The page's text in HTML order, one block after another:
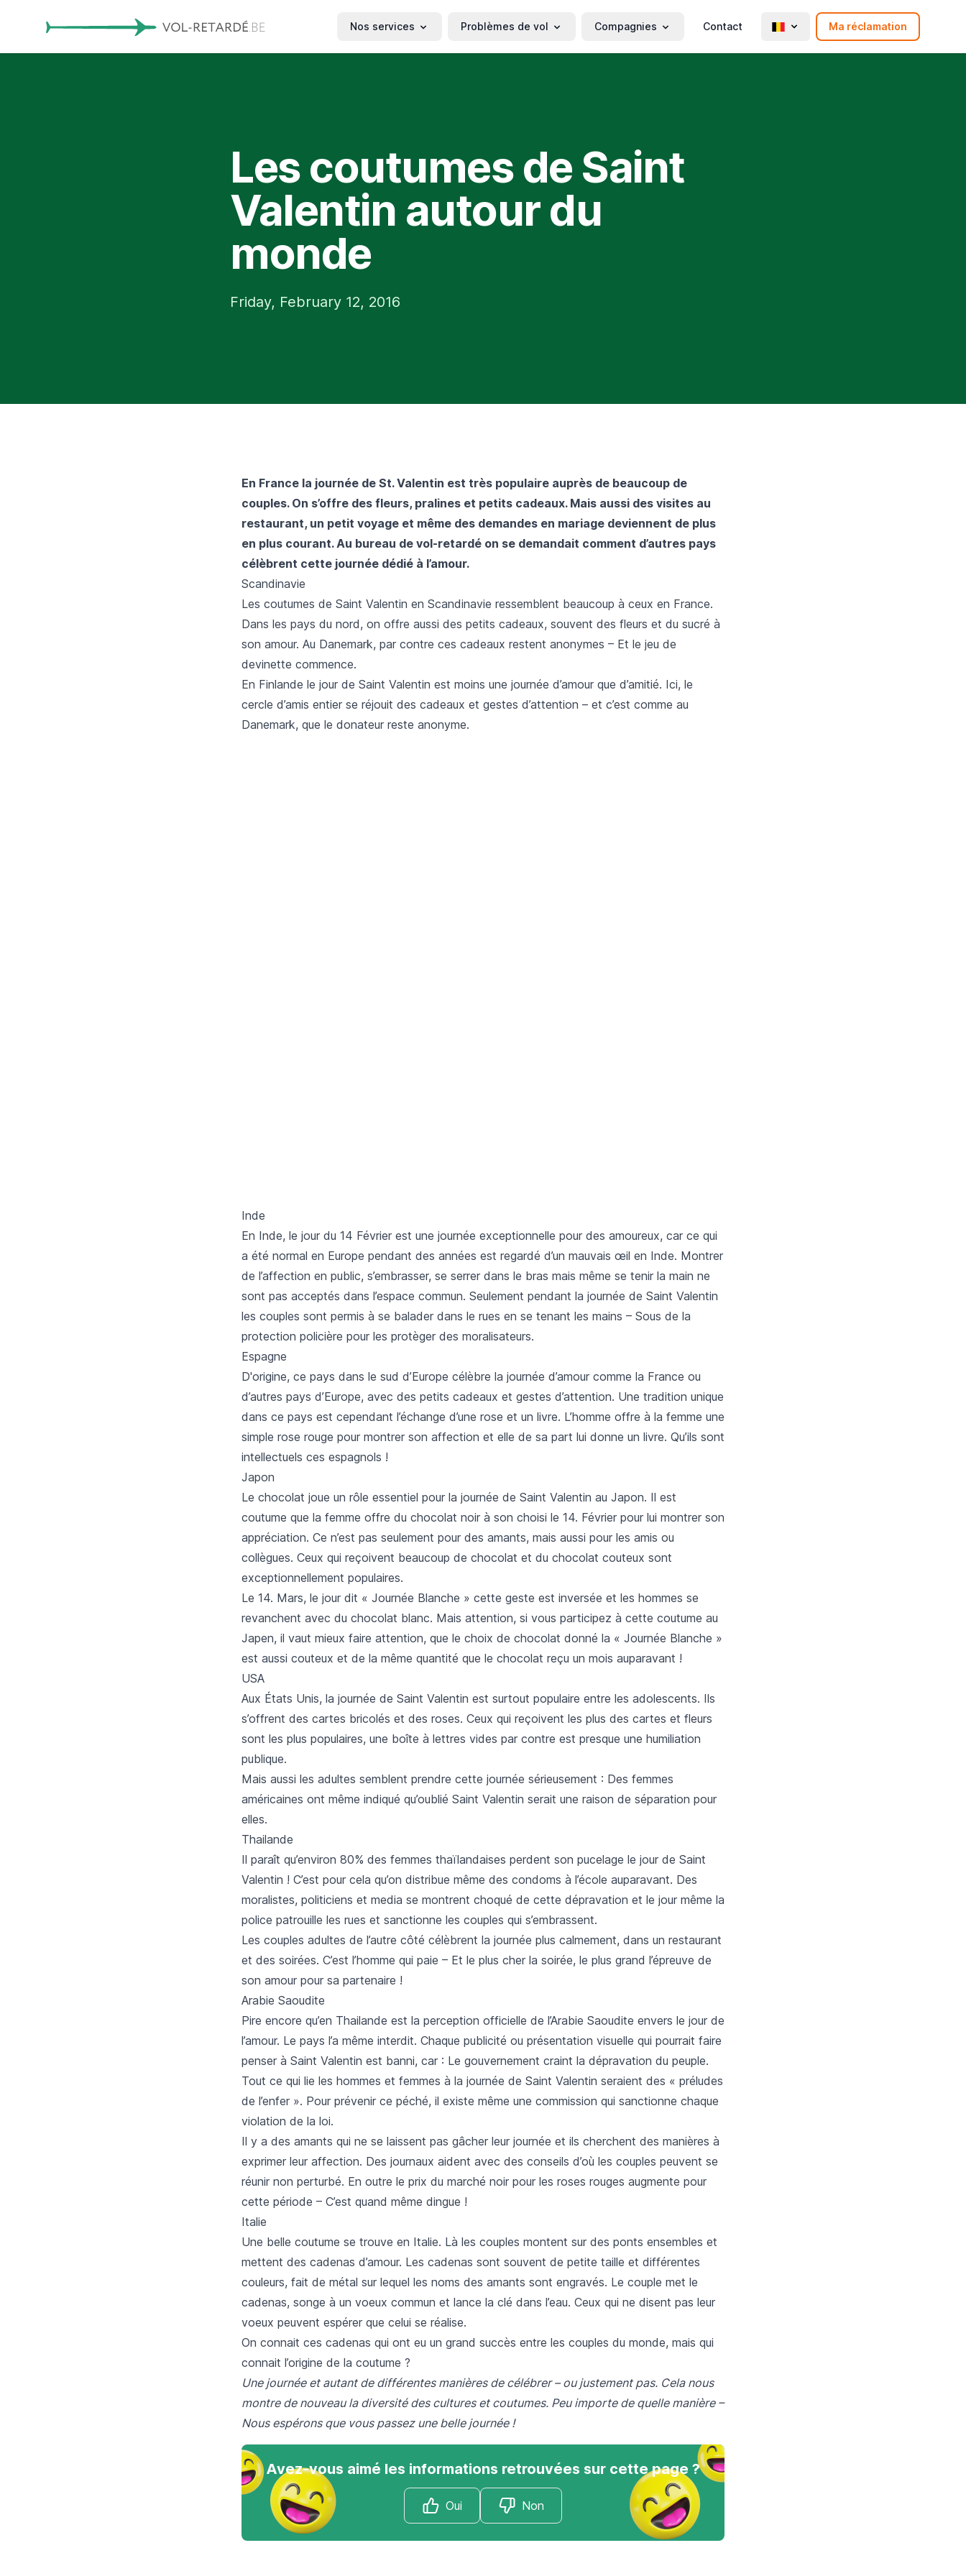
Nos services Problèmes de vol Compagnies Contact Ma réclamation
Les coutumes de Saint
Valentin autour du
monde
Friday, February 12, 2016
En France la journée de St. Valentin est très populaire auprès de beaucoup de
couples. On s’offre des fleurs, pralines et petits cadeaux. Mais aussi des visites au
restaurant, un petit voyage et même des demandes en mariage deviennent de plus
en plus courant. Au bureau de vol-retardé on se demandait comment d’autres pays
célèbrent cette journée dédié à l’amour.
Scandinavie
Les coutumes de Saint Valentin en Scandinavie ressemblent beaucoup à ceux en France.
Dans les pays du nord, on offre aussi des petits cadeaux, souvent des fleurs et du sucré à
son amour. Au Danemark, par contre ces cadeaux restent anonymes – Et le jeu de
devinette commence.
En Finlande le jour de Saint Valentin est moins une journée d’amour que d’amitié. Ici, le
cercle d’amis entier se réjouit des cadeaux et gestes d’attention – et c’est comme au
Danemark, que le donateur reste anonyme.
Inde
En Inde, le jour du 14 Février est une journée exceptionnelle pour des amoureux, car ce qui
a été normal en Europe pendant des années est regardé d’un mauvais œil en Inde. Montrer
de l’affection en public, s’embrasser, se serrer dans le bras mais même se tenir la main ne
sont pas acceptés dans l’espace commun. Seulement pendant la journée de Saint Valentin
les couples sont permis à se balader dans le rues en se tenant les mains – Sous de la
protection policière pour les protèger des moralisateurs.
Espagne
D'origine, ce pays dans le sud d’Europe célèbre la journée d’amour comme la France ou
d’autres pays d’Europe, avec des petits cadeaux et gestes d’attention. Une tradition unique
dans ce pays est cependant l’échange d’une rose et un livre. L’homme offre à la femme une
simple rose rouge pour montrer son affection et elle de sa part lui donne un livre. Qu’ils sont
intellectuels ces espagnols !
Japon
Le chocolat joue un rôle essentiel pour la journée de Saint Valentin au Japon. Il est
coutume que la femme offre du chocolat noir à son choisi le 14. Février pour lui montrer son
appréciation. Ce n’est pas seulement pour des amants, mais aussi pour les amis ou
collègues. Ceux qui reçoivent beaucoup de chocolat et du chocolat couteux sont
exceptionnellement populaires.
Le 14. Mars, le jour dit « Journée Blanche » cette geste est inversée et les hommes se
revanchent avec du chocolat blanc. Mais attention, si vous participez à cette coutume au
Japen, il vaut mieux faire attention, que le choix de chocolat donné la « Journée Blanche »
est aussi couteux et de la même quantité que le chocolat reçu un mois auparavant !
USA
Aux États Unis, la journée de Saint Valentin est surtout populaire entre les adolescents. Ils
s’offrent des cartes bricolés et des roses. Ceux qui reçoivent les plus des cartes et fleurs
sont les plus populaires, une boîte à lettres vides par contre est presque une humiliation
publique.
Mais aussi les adultes semblent prendre cette journée sérieusement : Des femmes
américaines ont même indiqué qu’oublié Saint Valentin serait une raison de séparation pour
elles.
Thailande
Il paraît qu’environ 80% des femmes thaïlandaises perdent son pucelage le jour de Saint
Valentin ! C’est pour cela qu’on distribue même des condoms à l’école auparavant. Des
moralistes, politiciens et media se montrent choqué de cette dépravation et le jour même la
police patrouille les rues et sanctionne les couples qui s’embrassent.
Les couples adultes de l’autre côté célèbrent la journée plus calmement, dans un restaurant
et des soirées. C’est l’homme qui paie – Et le plus cher la soirée, le plus grand l’épreuve de
son amour pour sa partenaire !
Arabie Saoudite
Pire encore qu’en Thailande est la perception officielle de l’Arabie Saoudite envers le jour de
l’amour. Le pays l’a même interdit. Chaque publicité ou présentation visuelle qui pourrait faire
penser à Saint Valentin est banni, car : Le gouvernement craint la dépravation du peuple.
Tout ce qui lie les hommes et femmes à la journée de Saint Valentin seraient des « préludes
de l’enfer ». Pour prévenir ce péché, il existe même une commission qui sanctionne chaque
violation de la loi.
Il y a des amants qui ne se laissent pas gâcher leur journée et ils cherchent des manières à
exprimer leur affection. Des journaux aident avec des conseils d’où les couples peuvent se
réunir non perturbé. En outre le prix du marché noir pour les roses rouges augmente pour
cette période – C’est quand même dingue !
Italie
Une belle coutume se trouve en Italie. Là les couples montent sur des ponts ensembles et
mettent des cadenas d’amour. Les cadenas sont souvent de petite taille et différentes
couleurs, fait de métal sur lequel les noms des amants sont engravés. Le couple met le
cadenas, songe à un voeux commun et lance la clé dans l’eau. Ceux qui ne disent pas leur
voeux peuvent espérer que celui se réalise.
On connait ces cadenas qui ont eu un grand succès entre les couples du monde, mais qui
connait l’origine de la coutume ?
Une journée et autant de différentes manières de célébrer – ou justement pas. Cela nous
montre de nouveau la diversité des cultures et coutumes. Peu importe de quelle manière –
Nous espérons que vous passez une belle journée !
Avez-vous aimé les informations retrouvées sur cette page ?
Oui Non